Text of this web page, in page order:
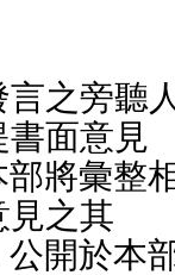
之旁聽
書面意見
見之其